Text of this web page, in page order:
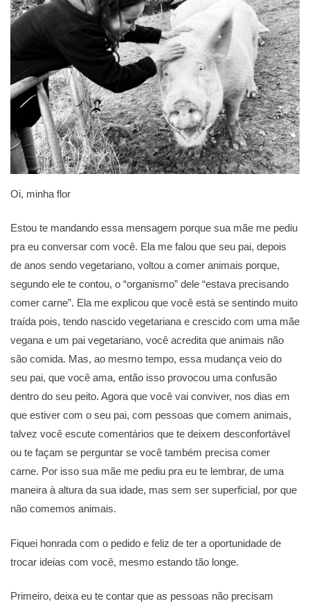
Oi, minha flor
Estou te mandando essa mensagem porque sua mãe me pediu
pra eu conversar com você. Ela me falou que seu pai, depois
de anos sendo vegetariano, voltou a comer animais porque,
segundo ele te contou, o “organismo” dele “estava precisando
comer carne”. Ela me explicou que você está se sentindo muito
traída pois, tendo nascido vegetariana e crescido com uma mãe
vegana e um pai vegetariano, você acredita que animais não
são comida. Mas, ao mesmo tempo, essa mudança veio do
seu pai, que você ama, então isso provocou uma confusão
dentro do seu peito. Agora que você vai conviver, nos dias em
que estiver com o seu pai, com pessoas que comem animais,
talvez você escute comentários que te deixem desconfortável
ou te façam se perguntar se você também precisa comer
carne. Por isso sua mãe me pediu pra eu te lembrar, de uma
maneira à altura da sua idade, mas sem ser superficial, por que
não comemos animais.
Fiquei honrada com o pedido e feliz de ter a oportunidade de
trocar ideias com você, mesmo estando tão longe.
Primeiro, deixa eu te contar que as pessoas não precisam